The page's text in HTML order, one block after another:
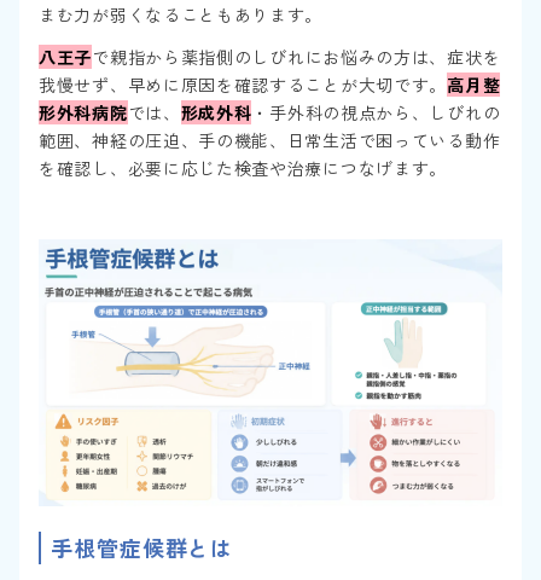
まむ力が弱くなることもあります。
八王子で親指から薬指側のしびれにお悩みの方は、症状を
我慢せず、早めに原因を確認することが大切です。 高月整
形外科病院では、 形成外科 ・手外科の視点から、しびれの
範囲、神経の圧迫、手の機能、日常生活で困っている動作
を確認し、必要に応じた検査や治療につなげます。
手根管症候群とは